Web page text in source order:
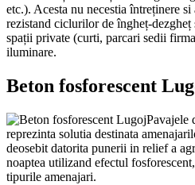
etc.). Acesta nu necestia întreținere si
rezistand ciclurilor de îngheț-
spații private (curti, parcari sedii
iluminare.
Beton fosforescent
Pavajele
reprezinta solutia destinata
deosebit datorita punerii in relief a
noaptea utilizand efectul
tipurile amenajari.